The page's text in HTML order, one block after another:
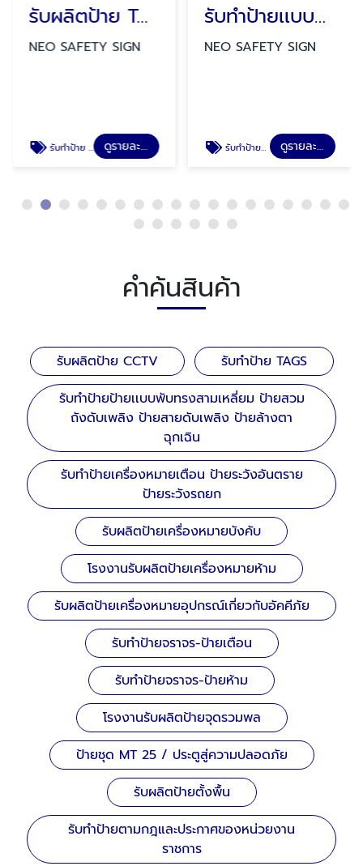
รับผลิตป้าย TAGS
NEO SAFETY SIGN
รับทำป้าย TAGS ดูรายละเอียด
รับทำป้ายเเบบพับทรงสามเหลี่ยม
NEO SAFETY SIGN
รับทำป้ายป้ายเเบบพับทรงสามเหลี่ยม ป้ายสวมถังดับเพลิง ป้ายสายดับเพลิง ป้ายล้างตาฉุกเฉิน ดูรายละเอียด
คำค้นสินค้า
รับผลิตป้าย CCTV
รับทำป้าย TAGS
รับทำป้ายป้ายเเบบพับทรงสามเหลี่ยม ป้ายสวม
ถังดับเพลิง ป้ายสายดับเพลิง ป้ายล้างตา
ฉุกเฉิน
รับทำป้ายเครื่องหมายเตือน ป้ายระวังอันตราย
ป้ายระวังรถยก
รับผลิตป้ายเครื่องหมายบังคับ
โรงงานรับผลิตป้ายเครื่องหมายห้าม
รับผลิตป้ายเครื่องหมายอุปกรณ์เกี่ยวกับอัคคีภัย
รับทำป้ายจราจร-ป้ายเตือน
รับทำป้ายจราจร-ป้ายห้าม
โรงงานรับผลิตป้ายจุดรวมพล
ป้ายชุด MT 25 / ประตูสู่ความปลอดภัย
รับผลิตป้ายตั้งพื้น
รับทำป้ายตามกฎและประกาศของหน่วยงาน
ราชการ